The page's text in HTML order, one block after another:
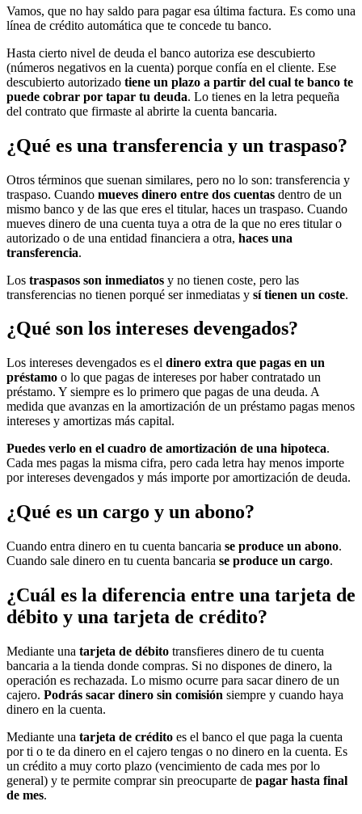
Vamos, que no hay saldo para pagar esa última factura. Es como una
línea de crédito automática que te concede tu banco.
Hasta cierto nivel de deuda el banco autoriza ese descubierto
(números negativos en la cuenta) porque confía en el cliente. Ese
descubierto autorizado tiene un plazo a partir del cual te banco te
puede cobrar por tapar tu deuda. Lo tienes en la letra pequeña
del contrato que firmaste al abrirte la cuenta bancaria.
¿Qué es una transferencia y un traspaso?
Otros términos que suenan similares, pero no lo son: transferencia y
traspaso. Cuando mueves dinero entre dos cuentas dentro de un
mismo banco y de las que eres el titular, haces un traspaso. Cuando
mueves dinero de una cuenta tuya a otra de la que no eres titular o
autorizado o de una entidad financiera a otra, haces una
transferencia.
Los traspasos son inmediatos y no tienen coste, pero las
transferencias no tienen porqué ser inmediatas y sí tienen un coste.
¿Qué son los intereses devengados?
Los intereses devengados es el dinero extra que pagas en un
préstamo o lo que pagas de intereses por haber contratado un
préstamo. Y siempre es lo primero que pagas de una deuda. A
medida que avanzas en la amortización de un préstamo pagas menos
intereses y amortizas más capital.
Puedes verlo en el cuadro de amortización de una hipoteca.
Cada mes pagas la misma cifra, pero cada letra hay menos importe
por intereses devengados y más importe por amortización de deuda.
¿Qué es un cargo y un abono?
Cuando entra dinero en tu cuenta bancaria se produce un abono.
Cuando sale dinero en tu cuenta bancaria se produce un cargo.
¿Cuál es la diferencia entre una tarjeta de
débito y una tarjeta de crédito?
Mediante una tarjeta de débito transfieres dinero de tu cuenta
bancaria a la tienda donde compras. Si no dispones de dinero, la
operación es rechazada. Lo mismo ocurre para sacar dinero de un
cajero. Podrás sacar dinero sin comisión siempre y cuando haya
dinero en la cuenta.
Mediante una tarjeta de crédito es el banco el que paga la cuenta
por ti o te da dinero en el cajero tengas o no dinero en la cuenta. Es
un crédito a muy corto plazo (vencimiento de cada mes por lo
general) y te permite comprar sin preocuparte de pagar hasta final
de mes.